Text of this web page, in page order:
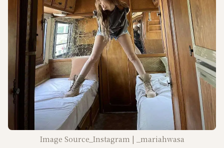
Image Source_Instagram | _mariahwasa